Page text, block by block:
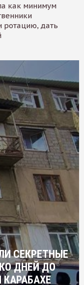
как минимум
ротацию, дать
СЕКРЕТНЫЕ
ДНЕЙ ДО